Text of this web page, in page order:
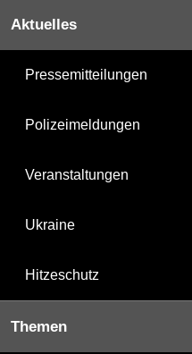
Aktuelles
Pressemitteilungen
Polizeimeldungen
Veranstaltungen
Ukraine
Hitzeschutz
Themen